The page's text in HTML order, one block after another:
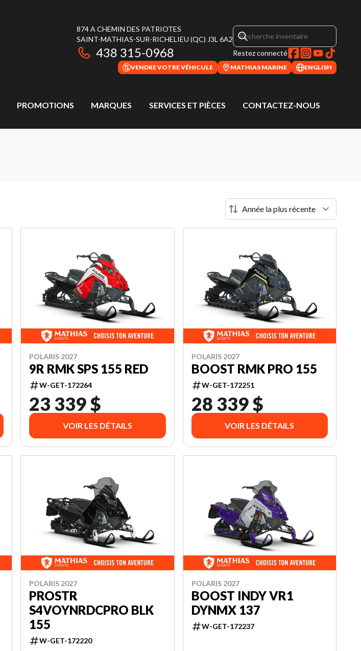
874 A CHEMIN DES PATRIOTES
SAINT-MATHIAS-SUR-RICHELIEU (QC) J3L 6A2
438 315-0968 Restez connecté
VENDRE VOTRE VÉHICULE MATHIAS MARINE ENGLISH
PROMOTIONS MARQUES SERVICES ET PIÈCES CONTACTEZ-NOUS
POLARIS 2027
9R RMK SPS 155 RED
W-GET-172264
23 339 $
VOIR LES DÉTAILS
POLARIS 2027
BOOST RMK PRO 155
W-GET-172251
28 339 $
VOIR LES DÉTAILS
POLARIS 2027
PROSTR
S4VOYNRDCPRO BLK
155
W-GET-172220
POLARIS 2027
BOOST INDY VR1
DYNMX 137
W-GET-172237